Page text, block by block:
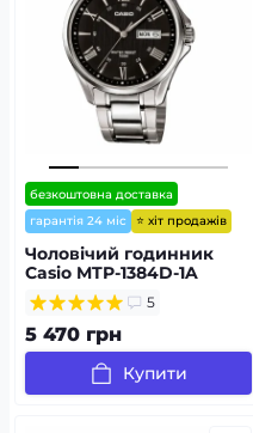
безкоштовна доставка
гарантія 24 міс
⭐ хіт продажів
Чоловічий годинник
Casio MTP-1384D-1A
5
5 470 грн
Купити